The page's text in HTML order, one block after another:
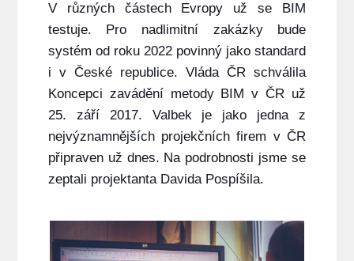
V různých částech Evropy už se BIM
testuje. Pro nadlimitní zakázky bude
systém od roku 2022 povinný jako standard
i v České republice. Vláda ČR schválila
Koncepci zavádění metody BIM v ČR už
25. září 2017. Valbek je jako jedna z
nejvýznamnějších projekčních firem v ČR
připraven už dnes. Na podrobnosti jsme se
zeptali projektanta Davida Pospíšila.